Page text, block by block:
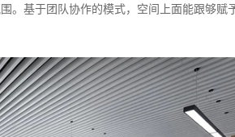
。基于团队协作的模式，空间上面能跟够